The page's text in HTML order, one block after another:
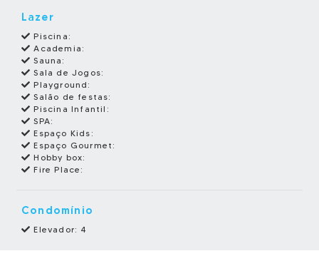
Lazer
Piscina:
Academia:
Sauna:
Sala de Jogos:
Playground:
Salão de festas:
Piscina Infantil:
SPA:
Espaço Kids:
Espaço Gourmet:
Hobby box:
Fire Place:
Condomínio
Elevador: 4